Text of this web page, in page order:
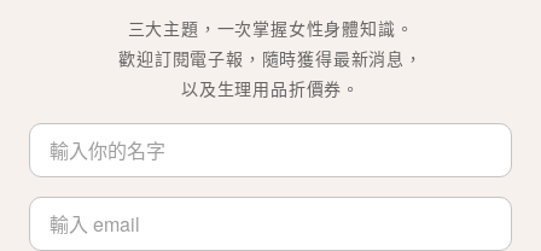
三大主題，一次掌握女性身體知識。
歡迎訂閱電子報，隨時獲得最新消息，
以及生理用品折價券。